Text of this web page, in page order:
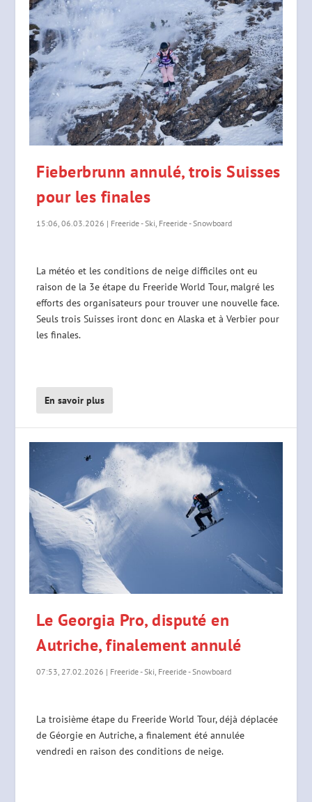
Fieberbrunn annulé, trois Suisses
pour les finales
15:06, 06.03.2026 | Freeride - Ski Freeride - Snowboard
La météo et les conditions de neige difficiles ont eu
raison de la 3e étape du Freeride World Tour, malgré les
efforts des organisateurs pour trouver une nouvelle face.
Seuls trois Suisses iront donc en Alaska et à Verbier pour
les finales.
En savoir plus
Le Georgia Pro, disputé en
Autriche, finalement annulé
07:53, 27.02.2026 | Freeride - Ski Freeride - Snowboard
La troisième étape du Freeride World Tour, déjà déplacée
de Géorgie en Autriche, a finalement été annulée
vendredi en raison des conditions de neige.